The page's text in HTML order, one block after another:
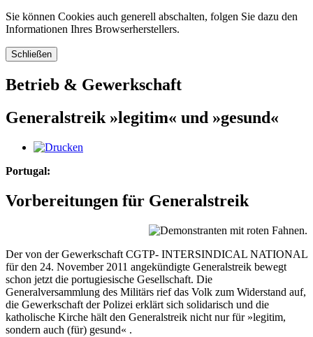
Sie können Cookies auch generell abschalten, folgen Sie dazu den
Informationen Ihres Browserherstellers.
Schließen
Betrieb & Gewerkschaft
Generalstreik »legitim« und »gesund«
Portugal:
Vorbereitungen für Generalstreik
Der von der Gewerkschaft CGTP- INTERSINDICAL NATIONAL
für den 24. November 2011 angekündigte Generalstreik bewegt
schon jetzt die portugiesische Gesellschaft. Die
Generalversammlung des Militärs rief das Volk zum Widerstand auf,
die Gewerkschaft der Polizei erklärt sich solidarisch und die
katholische Kirche hält den Generalstreik nicht nur für »legitim,
sondern auch (für) gesund« .